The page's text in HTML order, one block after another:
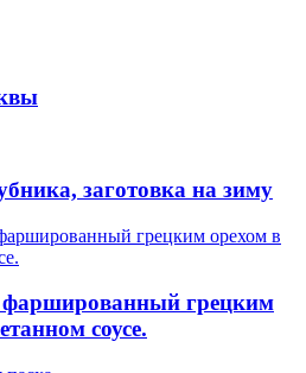
заготовка на зиму
фаршированный грецким
соусе.